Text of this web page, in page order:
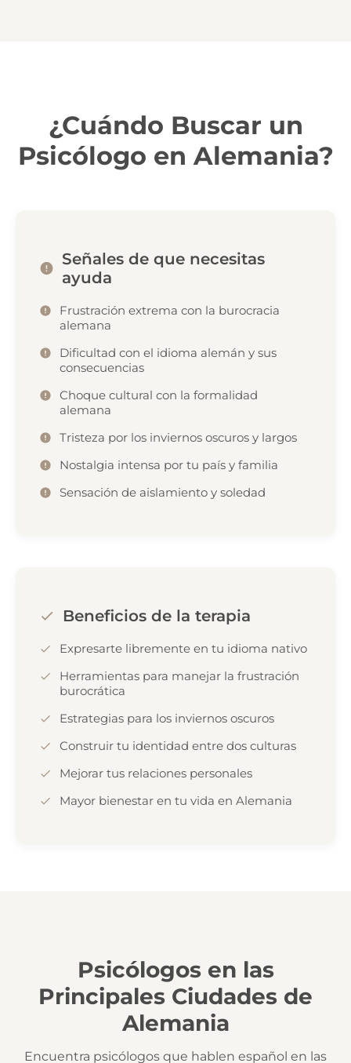
¿Cuándo Buscar un
Psicólogo en Alemania?
Señales de que necesitas
ayuda
Frustración extrema con la burocracia
alemana
Dificultad con el idioma alemán y sus
consecuencias
Choque cultural con la formalidad
alemana
Tristeza por los inviernos oscuros y largos
Nostalgia intensa por tu país y familia
Sensación de aislamiento y soledad
Beneficios de la terapia
Expresarte libremente en tu idioma nativo
Herramientas para manejar la frustración
burocrática
Estrategias para los inviernos oscuros
Construir tu identidad entre dos culturas
Mejorar tus relaciones personales
Mayor bienestar en tu vida en Alemania
Psicólogos en las
Principales Ciudades de
Alemania
Encuentra psicólogos que hablen español en las